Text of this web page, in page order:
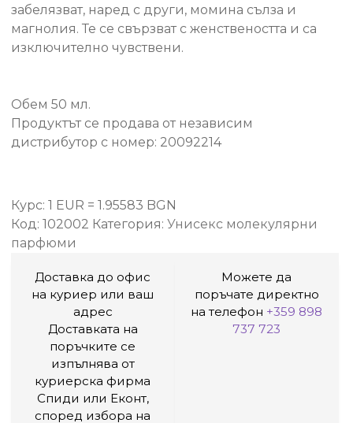
забелязват, наред с други, момина сълза и
магнолия. Те се свързват с женствеността и са
изключително чувствени.
Обем 50 мл.
Продуктът се продава от независим
дистрибутор с номер: 20092214
Курс: 1 EUR = 1.95583 BGN
Код: 102002 Категория: Унисекс молекулярни
парфюми
Доставка до офис
на куриер или ваш
адрес
Доставката на
поръчките се
изпълнява от
куриерска фирма
Спиди или Еконт,
според избора на
Можете да
поръчате директно
на телефон +359 898
737 723